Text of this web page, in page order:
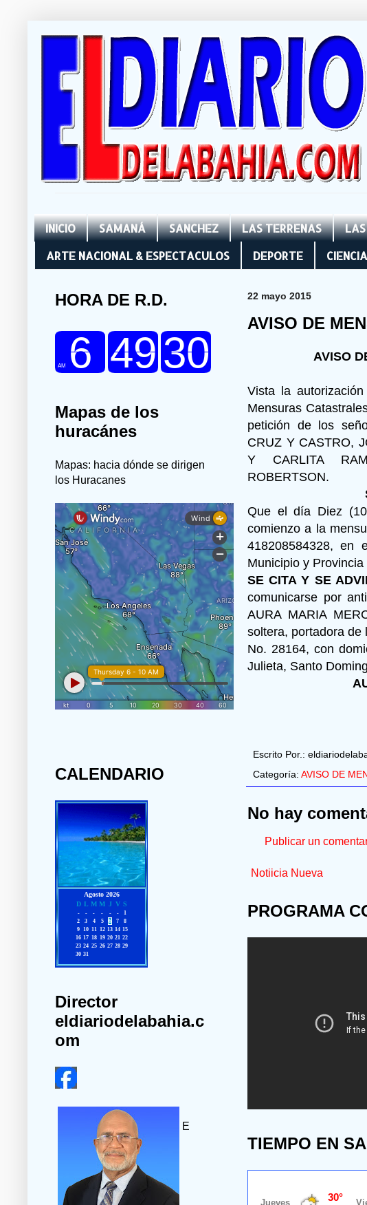
INICIO SAMANÁ SANCHEZ LAS TERRENAS
ARTE NACIONAL & ESPECTACULOS
DEPORTE
22 mayo 2015
AVISO DE
AVISO
Vista la
Mensuras
petición de los
CRUZ Y CASTRO,
Y CARLITA
ROBERTSON.
Que el día Diez
comienzo a la
418208584328, en
Municipio y
SE CITA Y SE
comunicarse por
AURA MARIA
soltera, portadora de
No. 28164, con
Julieta, Santo
Escrito Por.:
Categoría: AVISO DE
No hay
Publicar un
Notiicia Nueva
PROGRAMA
TIEMPO EN
HORA DE R.D.
Mapas de los
huracánes
Mapas: hacia dónde se dirigen
los Huracanes
CALENDARIO
Director
eldiariodelabahia.c
om
E